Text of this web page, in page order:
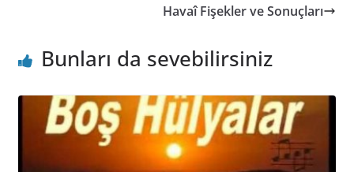
Havaî Fişekler ve Sonuçları
Bunları da sevebilirsiniz